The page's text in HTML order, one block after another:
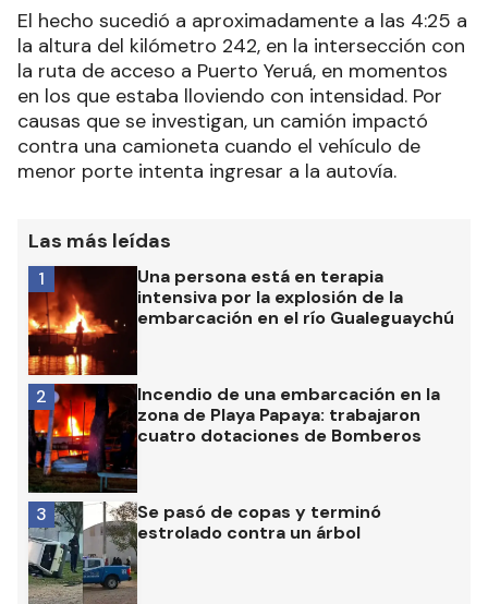
El hecho sucedió a aproximadamente a las 4:25 a
la altura del kilómetro 242, en la intersección con
la ruta de acceso a Puerto Yeruá, en momentos
en los que estaba lloviendo con intensidad. Por
causas que se investigan, un camión impactó
contra una camioneta cuando el vehículo de
menor porte intenta ingresar a la autovía.
Las más leídas
Una persona está en terapia
intensiva por la explosión de la
embarcación en el río Gualeguaychú
1
Incendio de una embarcación en la
zona de Playa Papaya: trabajaron
cuatro dotaciones de Bomberos
2
Se pasó de copas y terminó
estrolado contra un árbol
3